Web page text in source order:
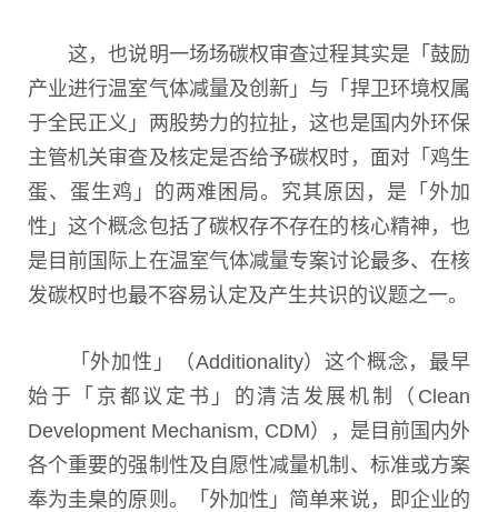
这，也说明一场场碳权审查过程其实是「鼓励
产业进行温室气体减量及创新」与「捍卫环境权属
于全民正义」两股势力的拉扯，这也是国内外环保
主管机关审查及核定是否给予碳权时，面对「鸡生
蛋、蛋生鸡」的两难困局。究其原因，是「外加
性」这个概念包括了碳权存不存在的核心精神，也
是目前国际上在温室气体减量专案讨论最多、在核
发碳权时也最不容易认定及产生共识的议题之一。
「外加性」（Additionality）这个概念，最早
始于「京都议定书」的清洁发展机制（ Clean
Development Mechanism, CDM），是目前国内外
各个重要的强制性及自愿性减量机制、标准或方案
奉为圭臬的原则。「外加性」简单来说，即企业的